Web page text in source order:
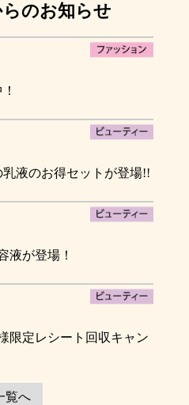
のお知らせ
液のお得セットが登場!!
液が登場！
限定レシート回収キャン
覧へ